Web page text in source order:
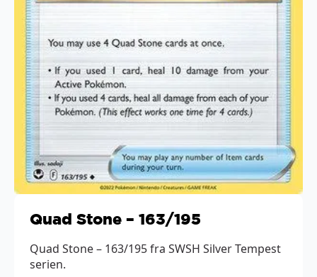
Quad Stone – 163/195
Quad Stone – 163/195 fra SWSH Silver Tempest
serien.